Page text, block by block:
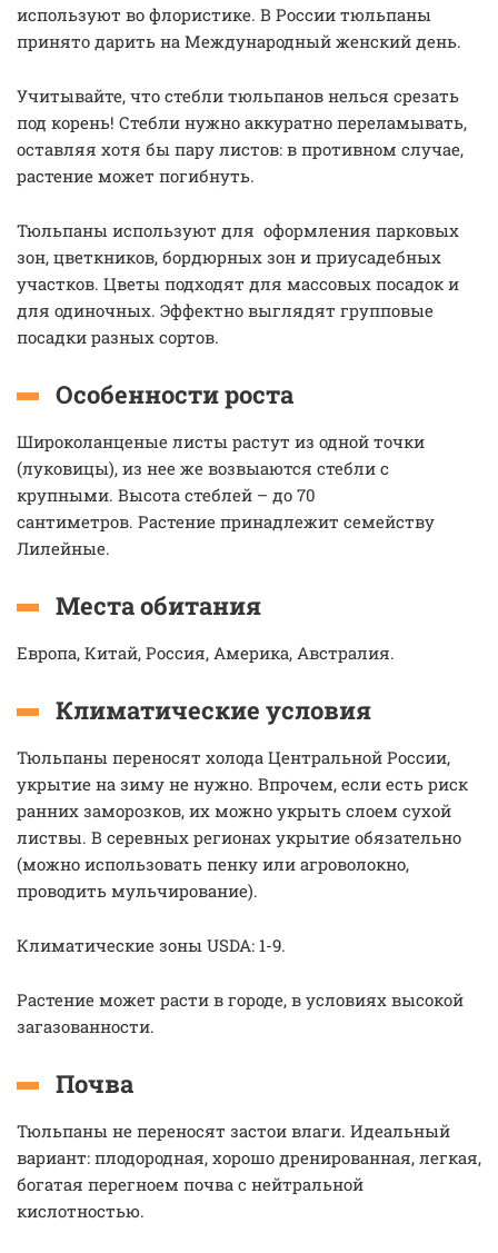
используют во флористике. В России тюльпаны
принято дарить на Международный женский день.
Учитывайте, что стебли тюльпанов нелься срезать
под корень! Стебли нужно аккуратно переламывать,
оставляя хотя бы пару листов: в противном случае,
растение может погибнуть.
Тюльпаны используют для оформления парковых
зон, цветкников, бордюрных зон и приусадебных
участков. Цветы подходят для массовых посадок и
для одиночных. Эффектно выглядят групповые
посадки разных сортов.
Особенности роста
Широколанценые листы растут из одной точки
(луковицы), из нее же возвыаются стебли с
крупными. Высота стеблей – до 70
сантиметров. Растение принадлежит семейству
Лилейные.
Места обитания
Европа, Китай, Россия, Америка, Австралия.
Климатические условия
Тюльпаны переносят холода Центральной России,
укрытие на зиму не нужно. Впрочем, если есть риск
ранних заморозков, их можно укрыть слоем сухой
листвы. В серевных регионах укрытие обязательно
(можно использовать пенку или агроволокно,
проводить мульчирование).
Климатические зоны USDA: 1-9.
Растение может расти в городе, в условиях высокой
загазованности.
Почва
Тюльпаны не переносят застои влаги. Идеальный
вариант: плодородная, хорошо дренированная, легкая,
богатая перегноем почва с нейтральной
кислотностью.